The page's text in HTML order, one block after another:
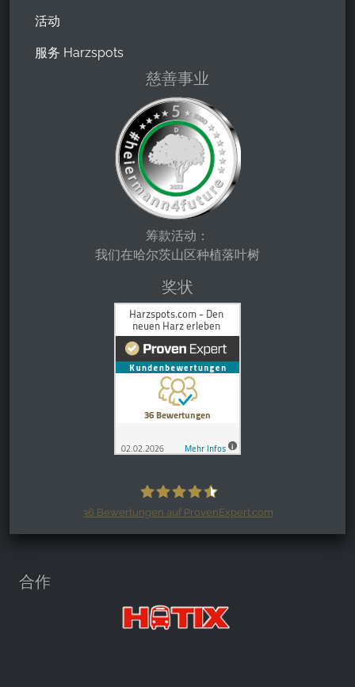
活动
服务 Harzspots
慈善事业
筹款活动：
我们在哈尔茨山区种植落叶树
奖状
Harzspots.com - Den neuen Harz
36 Bewertungen auf ProvenExpert.com
合作